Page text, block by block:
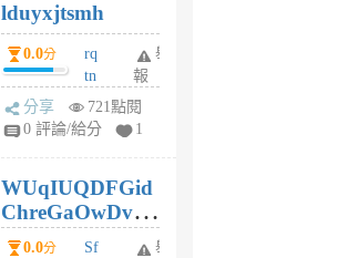
月
前
lduyxjtsmh
0.0分
rq
tn
jt
gl
個
月
前
舉
報
分享
721點閱
0 評論/給分
1
WUqIUQDFGid
ChreGaOwDv
dY0.0分
Sf
舉